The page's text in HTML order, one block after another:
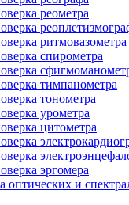
реометра
ритмовазометра
спирометра
тимпанометра
тонометра
урометра
цитометра
эргомера
оптических и